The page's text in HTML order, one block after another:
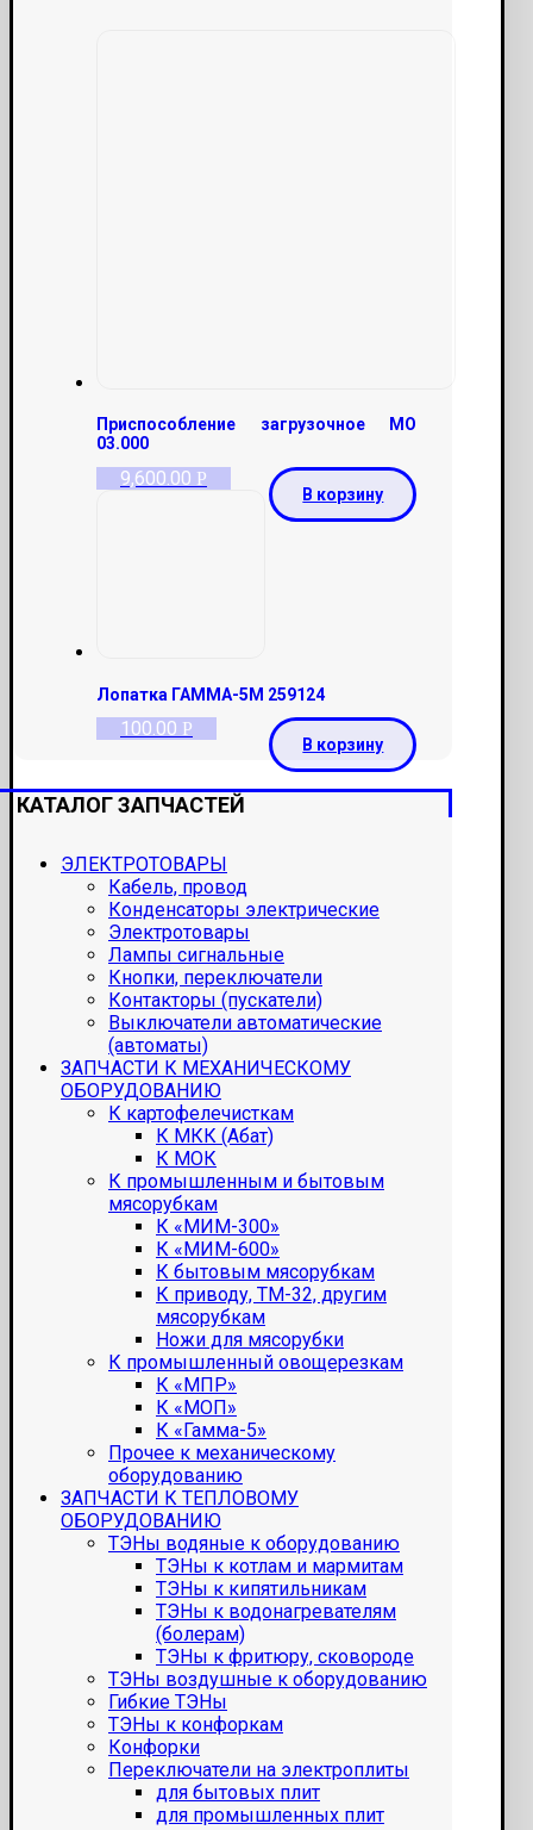
Приспособление загрузочное МО
03.000
9,600.00 Р
В корзину
Лопатка ГАММА-5М 259124
100.00 Р
В корзину
КАТАЛОГ ЗАПЧАСТЕЙ
ЭЛЕКТРОТОВАРЫ
Кабель, провод
Конденсаторы электрические
Электротовары
Лампы сигнальные
Кнопки, переключатели
Контакторы (пускатели)
Выключатели автоматические
(автоматы)
ЗАПЧАСТИ К МЕХАНИЧЕСКОМУ
ОБОРУДОВАНИЮ
К картофелечисткам
К МКК (Абат)
К МОК
К промышленным и бытовым
мясорубкам
К «МИМ-300»
К «МИМ-600»
К бытовым мясорубкам
К приводу, ТМ-32, другим
мясорубкам
Ножи для мясорубки
К промышленный овощерезкам
К «МПР»
К «МОП»
К «Гамма-5»
Прочее к механическому
оборудованию
ЗАПЧАСТИ К ТЕПЛОВОМУ
ОБОРУДОВАНИЮ
ТЭНы водяные к оборудованию
ТЭНы к котлам и мармитам
ТЭНы к кипятильникам
ТЭНы к водонагревателям
(болерам)
ТЭНы к фритюру, сковороде
ТЭНы воздушные к оборудованию
Гибкие ТЭНы
ТЭНы к конфоркам
Конфорки
Переключатели на электроплиты
для бытовых плит
для промышленных плит